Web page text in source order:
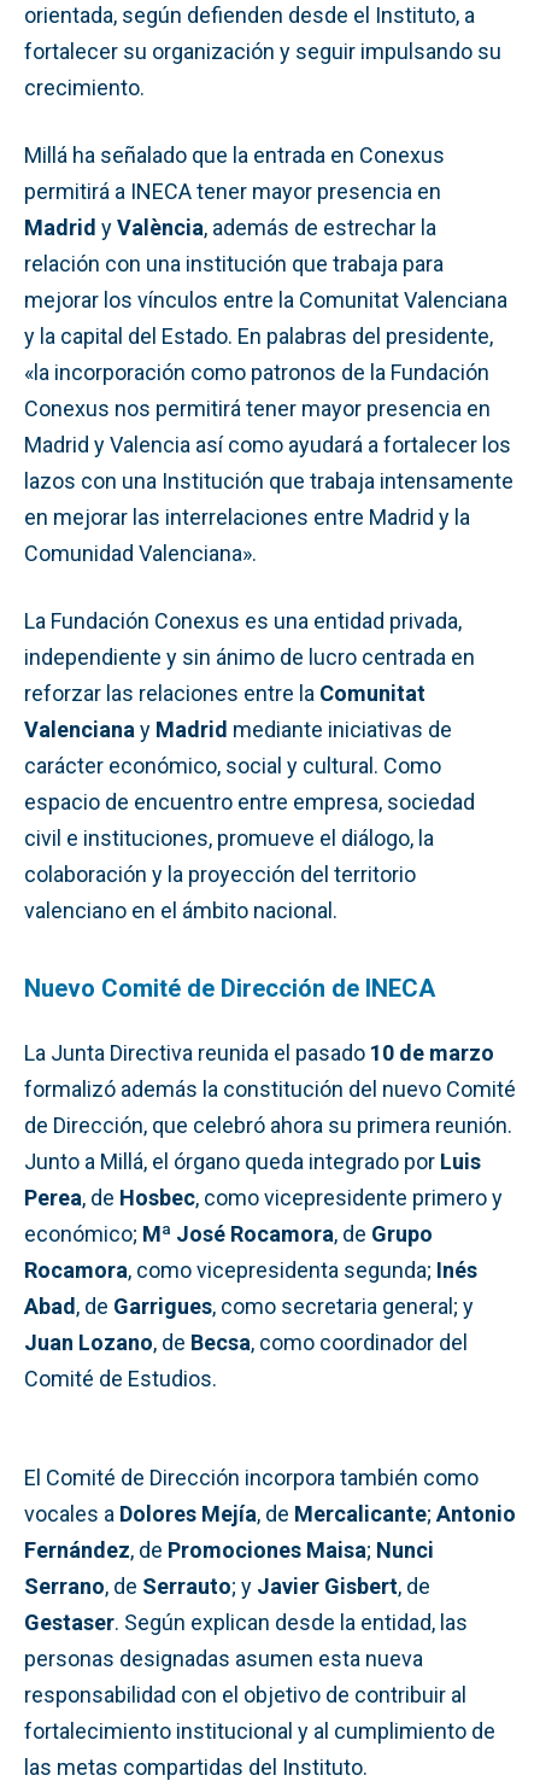
orientada, según defienden desde el Instituto, a
fortalecer su organización y seguir impulsando su
crecimiento.
Millá ha señalado que la entrada en Conexus
permitirá a INECA tener mayor presencia en
Madrid yValència, además de estrechar la
relación con una institución que trabaja para
mejorar los vínculos entre la Comunitat Valenciana
y la capital del Estado. En palabras del presidente,
«la incorporación como patronos de la Fundación
Conexus nos permitirá tener mayor presencia en
Madrid y Valencia así como ayudará a fortalecer los
lazos con una Institución que trabaja intensamente
en mejorar las interrelaciones entre Madrid y la
Comunidad Valenciana».
La Fundación Conexus es una entidad privada,
independiente y sin ánimo de lucro centrada en
reforzar las relaciones entre la Comunitat
Valenciana y Madrid mediante iniciativas de
carácter económico, social y cultural. Como
espacio de encuentro entre empresa, sociedad
civil e instituciones, promueve el diálogo, la
colaboración y la proyección del territorio
valenciano en el ámbito nacional.
Nuevo Comité de Dirección de INECA
La Junta Directiva reunida el pasado 10 de marzo
formalizó además la constitución del nuevo Comité
de Dirección, que celebró ahora su primera reunión.
Junto a Millá, el órgano queda integrado por Luis
Perea, de Hosbec, como vicepresidente primero y
económico; Mª José Rocamora, de Grupo
Rocamora, como vicepresidenta segunda; Inés
Abad, de Garrigues, como secretaria general; y
Juan Lozano, de Becsa, como coordinador del
Comité de Estudios.
El Comité de Dirección incorpora también como
vocales a Dolores Mejía, de Mercalicante; Antonio
Fernández, de Promociones Maisa; Nunci
Serrano, de Serrauto; y Javier Gisbert, de
Gestaser. Según explican desde la entidad, las
personas designadas asumen esta nueva
responsabilidad con el objetivo de contribuir al
fortalecimiento institucional y al cumplimiento de
las metas compartidas del Instituto.